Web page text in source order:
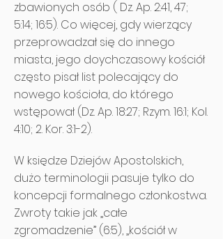
zbawionych osób ( Dz. Ap. 2:41, 47;
5:14; 16:5). Co więcej, gdy wierzący
przeprowadzał się do innego
miasta, jego doychczasowy kościół
często pisał list polecający do
nowego kościoła, do którego
wstępował (Dz. Ap. 18:27; Rzym. 16:1; Kol.
4:10; 2. Kor. 3:1-2).
W księdze Dziejów Apostolskich,
dużo terminologii pasuje tylko do
koncepcji formalnego członkostwa.
Zwroty takie jak „całe
zgromadzenie” (6:5), „kościół w